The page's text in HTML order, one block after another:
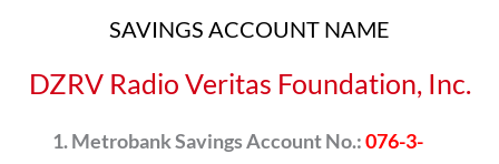
SAVINGS ACCOUNT NAME
DZRV Radio Veritas Foundation, Inc.
Metrobank Savings Account No.:076-3-